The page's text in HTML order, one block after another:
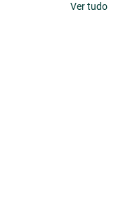
Ver tudo